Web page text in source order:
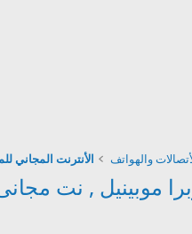
والهواتف الأنترنت المجاني
موبينيل , نت مجانى